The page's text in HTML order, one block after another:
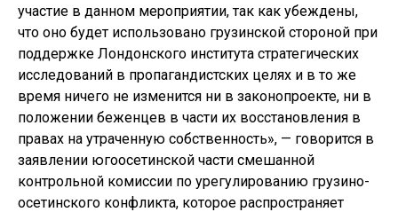
участие в данном мероприятии, так как убеждены,
что оно будет использовано грузинской стороной при
поддержке Лондонского института стратегических
исследований в пропагандистских целях и в то же
время ничего не изменится ни в законопроекте, ни в
положении беженцев в части их восстановления в
правах на утраченную собственность», — говорится в
заявлении югоосетинской части смешанной
контрольной комиссии по урегулированию грузино-
осетинского конфликта, которое распространяет